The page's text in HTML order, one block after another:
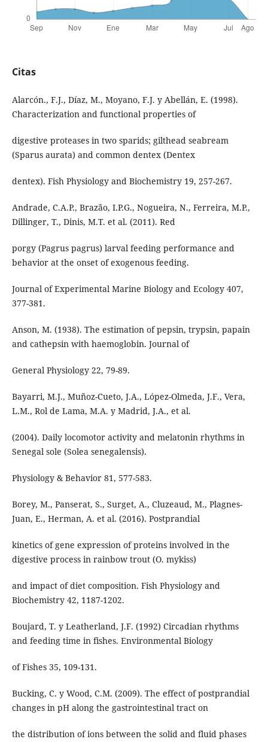
Citas
Alarcón., F.J., Díaz, M., Moyano, F.J. y Abellán, E. (1998).
Characterization and functional properties of
digestive proteases in two sparids; gilthead seabream
(Sparus aurata) and common dentex (Dentex
dentex). Fish Physiology and Biochemistry 19, 257-267.
Andrade, C.A.P., Brazão, I.P.G., Nogueira, N., Ferreira, M.P.,
Dillinger, T., Dinis, M.T. et al. (2011). Red
porgy (Pagrus pagrus) larval feeding performance and
behavior at the onset of exogenous feeding.
Journal of Experimental Marine Biology and Ecology 407,
377-381.
Anson, M. (1938). The estimation of pepsin, trypsin, papain
and cathepsin with haemoglobin. Journal of
General Physiology 22, 79-89.
Bayarri, M.J., Muñoz-Cueto, J.A., López-Olmeda, J.F., Vera,
L.M., Rol de Lama, M.A. y Madrid, J.A., et al.
(2004). Daily locomotor activity and melatonin rhythms in
Senegal sole (Solea senegalensis).
Physiology & Behavior 81, 577-583.
Borey, M., Panserat, S., Surget, A., Cluzeaud, M., Plagnes-
Juan, E., Herman, A. et al. (2016). Postprandial
kinetics of gene expression of proteins involved in the
digestive process in rainbow trout (O. mykiss)
and impact of diet composition. Fish Physiology and
Biochemistry 42, 1187-1202.
Boujard, T. y Leatherland, J.F. (1992) Circadian rhythms
and feeding time in fishes. Environmental Biology
of Fishes 35, 109-131.
Bucking, C. y Wood, C.M. (2009). The effect of postprandial
changes in pH along the gastrointestinal tract on
the distribution of ions between the solid and fluid phases